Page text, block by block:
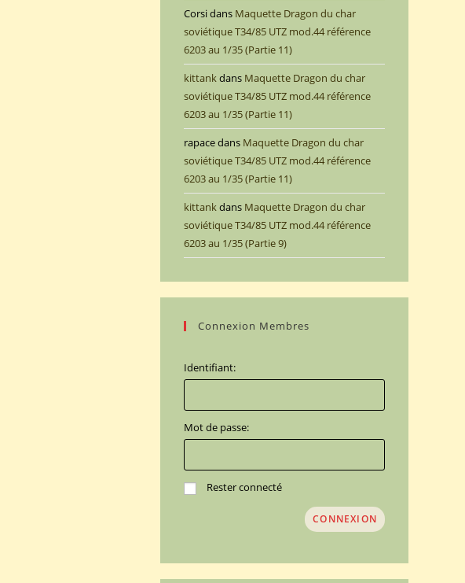
Corsidans Maquette Dragon du char
soviétique T34/85 UTZ mod.44 référence
6203 au 1/35 (Partie 11)
kittankdans Maquette Dragon du char
soviétique T34/85 UTZ mod.44 référence
6203 au 1/35 (Partie 11)
rapacedans Maquette Dragon du char
soviétique T34/85 UTZ mod.44 référence
6203 au 1/35 (Partie 11)
kittankdans Maquette Dragon du char
soviétique T34/85 UTZ mod.44 référence
6203 au 1/35 (Partie 9)
Connexion Membres
Identifiant:
Mot de passe:
Rester connecté
CONNEXION